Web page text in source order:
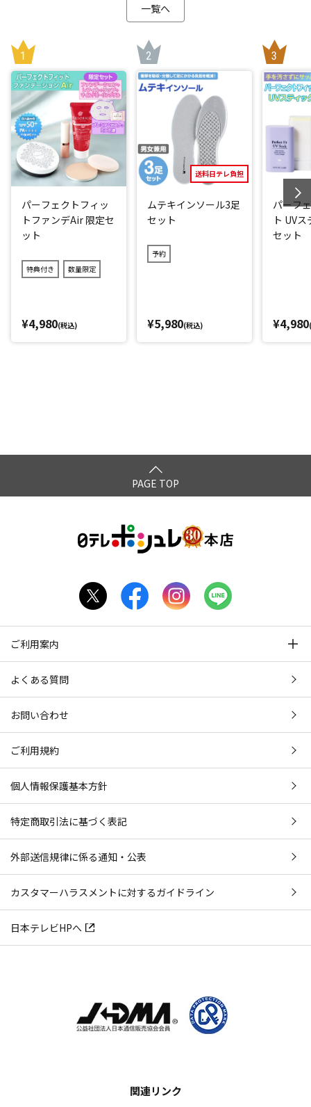
一覧へ
パーフェクトフィッ
トファンデAir 限定セ
ット
特典付き 数量限定
¥4,980(税込)
送料日テレ負担
ムテキインソール3足
セット
予約
¥5,980(税込)
パーフ
ト UV
セット
¥4,980
PAGE TOP
ご利用案内
よくある質問
お問い合わせ
ご利用規約
個人情報保護基本方針
特定商取引法に基づく表記
外部送信規律に係る通知・公表
カスタマーハラスメントに対するガイドライン
日本テレビHPへ
関連リンク